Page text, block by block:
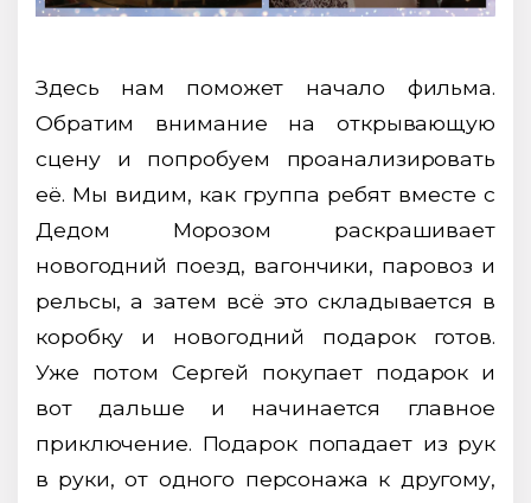
Здесь нам поможет начало фильма.
Обратим внимание на открывающую
сцену и попробуем проанализировать
её. Мы видим, как группа ребят вместе с
Дедом Морозом раскрашивает
новогодний поезд, вагончики, паровоз и
рельсы, а затем всё это складывается в
коробку и новогодний подарок готов.
Уже потом Сергей покупает подарок и
вот дальше и начинается главное
приключение. Подарок попадает из рук
в руки, от одного персонажа к другому,